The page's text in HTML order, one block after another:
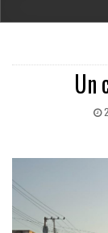
Un